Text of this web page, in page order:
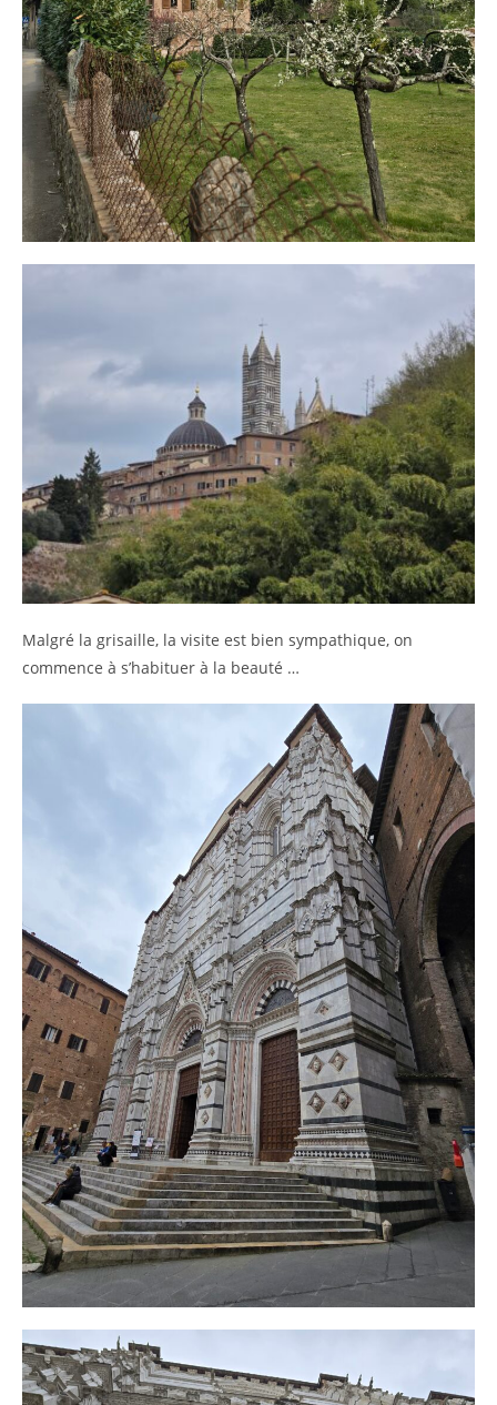
Malgré la grisaille, la visite est bien sympathique, on
commence à s’habituer à la beauté …